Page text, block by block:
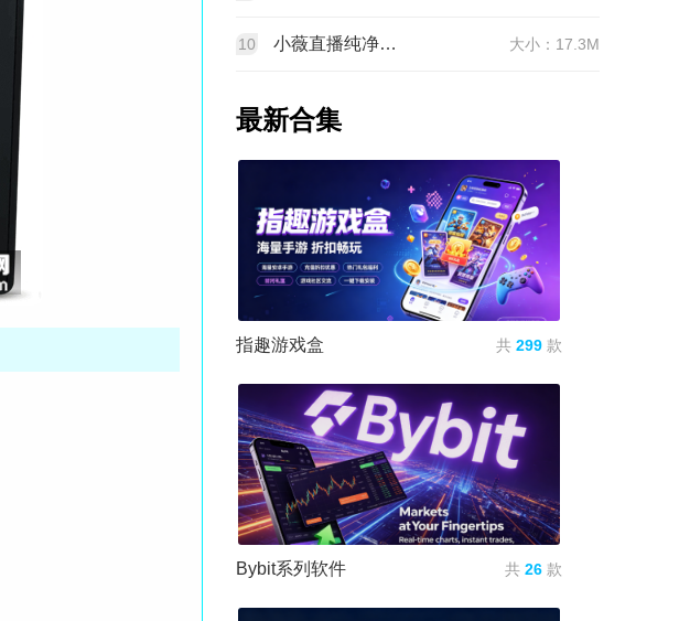
10 小薇直播纯净版tv版安装包v2.7.0.6足道纯净版 大小：17.3M
最新合集
指趣游戏盒 共 299 款
Bybit系列软件 共 26 款